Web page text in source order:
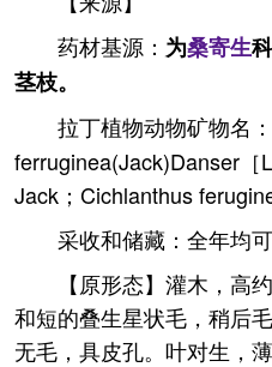
药材基源： 为桑寄生
茎枝。
拉丁植物动物矿物名
ferruginea(Jack)Danser［
Jack；Cichlanthus
采收和储藏：全年均
【原形态】灌木，高
和短的叠生星状毛，稍后
无毛，具皮孔。叶对生，